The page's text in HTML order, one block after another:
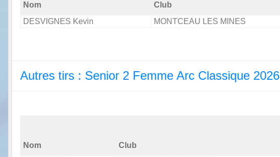
Nom Club
DESVIGNES Kevin
MONTCEAU LES MINES
Autres tirs : Senior 2 Femme Arc Classique 2026
Nom Club